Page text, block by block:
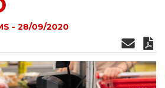
- 28/09/2020